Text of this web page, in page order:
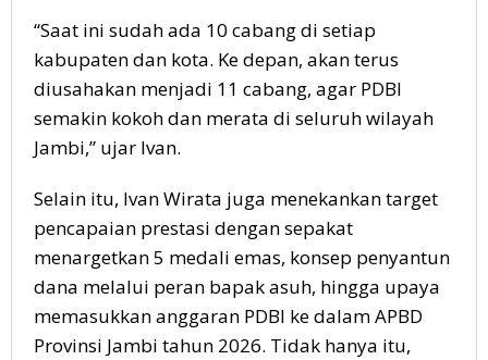
“Saat ini sudah ada 10 cabang di setiap
kabupaten dan kota. Ke depan, akan terus
diusahakan menjadi 11 cabang, agar PDBI
semakin kokoh dan merata di seluruh wilayah
Jambi,” ujar Ivan.
Selain itu, Ivan Wirata juga menekankan target
pencapaian prestasi dengan sepakat
menargetkan 5 medali emas, konsep penyantun
dana melalui peran bapak asuh, hingga upaya
memasukkan anggaran PDBI ke dalam APBD
Provinsi Jambi tahun 2026. Tidak hanya itu,